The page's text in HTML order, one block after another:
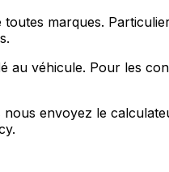
marques.
véhicule. Pour les
envoyez le